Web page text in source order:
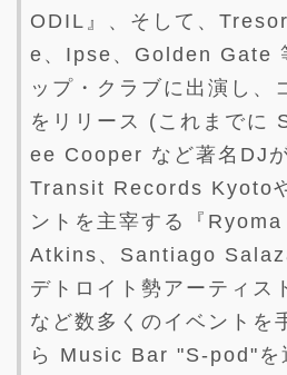
ODIL』、そして、
e、Ipse、Golden Gate
ップ・クラブに出演し、
をリリース (これまで
ee Cooper など著名DJ
Transit Records Kyoto
ントを主宰する『
Atkins、Santiago
デトロイト勢アーティス
など数多くのイベントを
ら Music Bar "S-pod"を